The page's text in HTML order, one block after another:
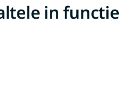
in